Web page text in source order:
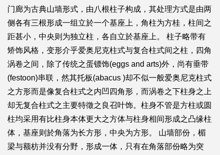
门廊为古典山墙形式，由八根柱子构成，其处理方式是由两
侧各有三根形成一组立於一个基座上，角柱为方桂，柱间之
距甚小，中央则为独立柱，各自立於基座上。 柱子略带有
矫饰风格，变形介乎爱奥尼克柱式与复合柱式间之柱，四角
涡卷之间，除了传统之蛋镖饰(eggs and arts)外，尚有垂带
(festoon)串联，然其托板(abacus )却不似一般爱奥尼克柱式
之方形而是像复合柱式之内凹四角形，而涡卷之下柱身之上
却无复合柱式之主要特徵之良召叶饰。柱身不管是方柱或圆
柱均采用有比柱身本体更大之方体与柱身相间形成之凸缘柱
体，基座则於角落为长方形，中央为方形。 山墙部份，楣
梁与额枋并没有分野，形成一体，只有在角落部份略为突